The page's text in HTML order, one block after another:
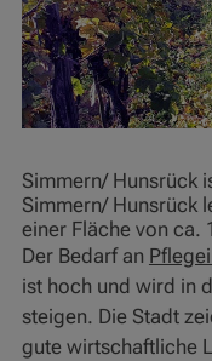
Simmern/ Hunsrück
Simmern/ Hunsrück
einer Fläche von ca.
Der Bedarf an
ist hoch und wird in
steigen. Die Stadt
gute wirtschaftliche